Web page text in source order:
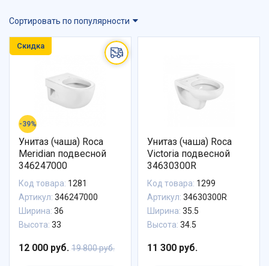
Сортировать по популярности
Скидка
-39%
Унитаз (чаша) Roca
Meridian подвесной
346247000
Код товара: 1281
Артикул: 346247000
Ширина: 36
Высота: 33
12 000 руб. 19 800 руб.
Унитаз (чаша) Roca
Victoria подвесной
34630300R
Код товара: 1299
Артикул: 34630300R
Ширина: 35.5
Высота: 34.5
11 300 руб.